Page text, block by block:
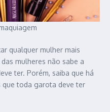
qualquer mulher mais
mulheres não sabe a
ter. Porém, saiba que há
que toda garota deve ter